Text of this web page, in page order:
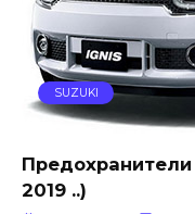
SUZUKI
2019 ..)